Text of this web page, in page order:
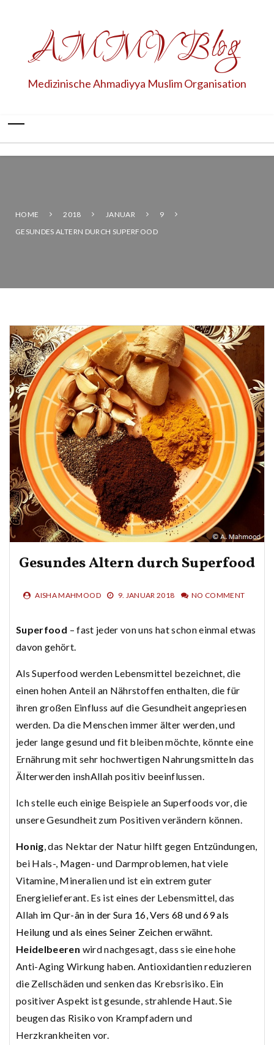
AMMV Blog
Medizinische Ahmadiyya Muslim Organisation
HOME 2018 JANUAR
9
GESUNDES ALTERN DURCH SUPERFOOD
Gesundes Altern durch Superfood
AISHA MAHMOOD 9. JANUAR 2018 NO COMMENT
Superfood – fast jeder von uns hat schon einmal etwas
davon gehört.
Als Superfood werden Lebensmittel bezeichnet, die
einen hohen Anteil an Nährstoffen enthalten, die für
ihren großen Einfluss auf die Gesundheit angepriesen
werden. Da die Menschen immer älter werden, und
jeder lange gesund und fit bleiben möchte, könnte eine
Ernährung mit sehr hochwertigen Nahrungsmitteln das
Älterwerden inshAllah positiv beeinflussen.
Ich stelle euch einige Beispiele an Superfoods vor, die
unsere Gesundheit zum Positiven verändern können.
Honig , das Nektar der Natur hilft gegen Entzündungen,
bei Hals-, Magen- und Darmproblemen, hat viele
Vitamine, Mineralien und ist ein extrem guter
Energielieferant. Es ist eines der Lebensmittel, das
Allah im Qur-ân in der Sura 16, Vers 68 und 69 als
Heilung und als eines Seiner Zeichen erwähnt.
Heidelbeeren wird nachgesagt, dass sie eine hohe
Anti-Aging Wirkung haben. Antioxidantien reduzieren
die Zellschäden und senken das Krebsrisiko. Ein
positiver Aspekt ist gesunde, strahlende Haut. Sie
beugen das Risiko von Krampfadern und
Herzkrankheiten vor.